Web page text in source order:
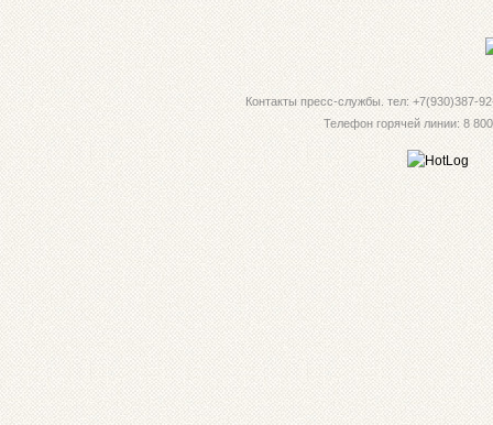
Контакты пресс-службы. тел: +7(930)387-
Телефон горячей линии: 8